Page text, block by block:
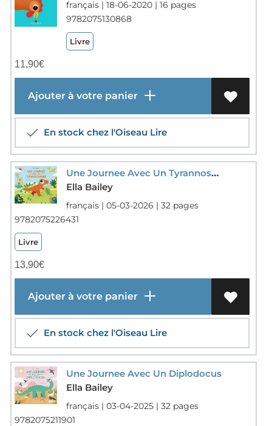
français | 18-06-2020 | 16 pages
9782075130868
Livre
11,90€
Ajouter à votre panier
En stock chez l'Oiseau Lire
Une Journee Avec Un Tyrannosaure
Ella Bailey
français | 05-03-2026 | 32 pages
9782075226431
Livre
13,90€
Ajouter à votre panier
En stock chez l'Oiseau Lire
Une Journee Avec Un Diplodocus
Ella Bailey
français | 03-04-2025 | 32 pages
9782075211901